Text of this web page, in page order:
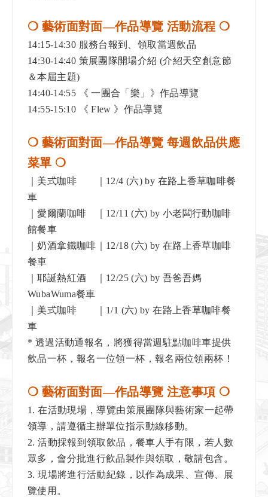
❍ 藝術面對面—作品導覽 活動流程 ❍
14:15-14:30 服務台報到、領取當週飲品
14:30-14:40 策展團隊開場介紹 (介紹天空創意節
＆本屆主題)
14:40-14:55
《 一團合「樂」》作品導覽
14:55-15:10
《 Flew 》作品導覽
❍ 藝術面對面—作品導覽 每週飲品供應
菜單 ❍
｜美式咖啡 ｜12/4 (六) by 在路上香草咖啡餐
車
｜愛爾蘭咖啡 ｜12/11 (六) by 小老闆行動咖啡
館餐車
｜奶酒拿鐵咖啡｜12/18 (六) by 在路上香草咖啡
餐車
｜耶誕熱紅酒 ｜12/25 (六) by 吾爸吾媽
WubaWuma餐車
｜美式咖啡 ｜1/1 (六) by 在路上香草咖啡餐
車
* 透過活動通報名，將獲得當週駐點咖啡車提供
飲品一杯，報名一位領一杯，報名兩位領兩杯！
❍ 藝術面對面—作品導覽 注意事項 ❍
1.在活動現場，導覽由策展團隊與藝術家一起帶
領導，請遵循主辦單位指示動線移動。
2.活動採報到領取飲品，餐車人手有限，若人數
眾多，會分批進行飲品製作與領取，敬請包含。
3.現場將進行活動紀錄，以作為成果、宣傳、展
覽使用。